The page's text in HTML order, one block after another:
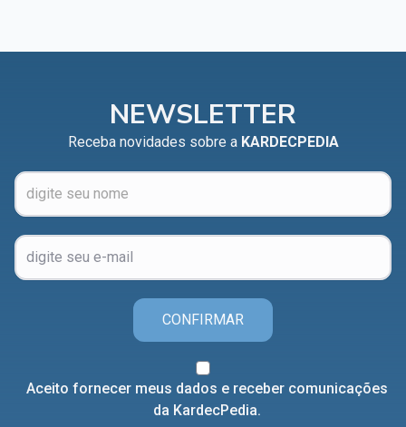
NEWSLETTER
Receba novidades sobre a KARDECPEDIA
CONFIRMAR
Aceito fornecer meus dados e receber comunicações
da KardecPedia.